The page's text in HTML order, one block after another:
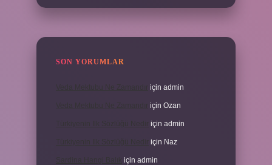
SON YORUMLAR
için admin
için Ozan
için admin
için Naz
için admin